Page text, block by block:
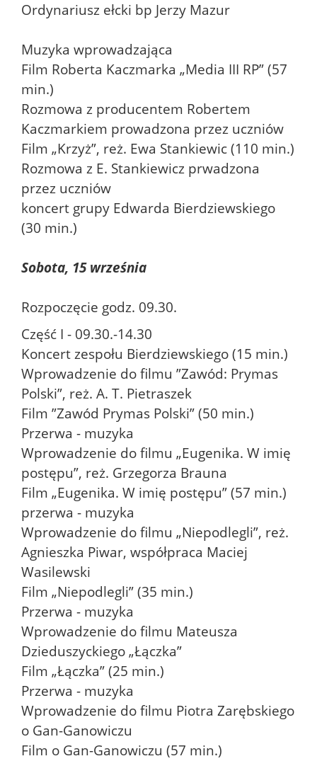
Ordynariusz ełcki bp Jerzy Mazur
Muzyka wprowadzająca
Film Roberta Kaczmarka „Media III RP” (57
min.)
Rozmowa z producentem Robertem
Kaczmarkiem prowadzona przez uczniów
Film „Krzyż”, reż. Ewa Stankiewic (110 min.)
Rozmowa z E. Stankiewicz prwadzona
przez uczniów
koncert grupy Edwarda Bierdziewskiego
(30 min.)
Sobota, 15 września
Rozpoczęcie godz. 09.30.
Część I - 09.30.-14.30
Koncert zespołu Bierdziewskiego (15 min.)
Wprowadzenie do filmu ”Zawód: Prymas
Polski”, reż. A. T. Pietraszek
Film ”Zawód Prymas Polski” (50 min.)
Przerwa - muzyka
Wprowadzenie do filmu „Eugenika. W imię
postępu”, reż. Grzegorza Brauna
Film „Eugenika. W imię postępu” (57 min.)
przerwa - muzyka
Wprowadzenie do filmu „Niepodlegli”, reż.
Agnieszka Piwar, współpraca Maciej
Wasilewski
Film „Niepodlegli” (35 min.)
Przerwa - muzyka
Wprowadzenie do filmu Mateusza
Dzieduszyckiego „Łączka”
Film „Łączka” (25 min.)
Przerwa - muzyka
Wprowadzenie do filmu Piotra Zarębskiego
o Gan-Ganowiczu
Film o Gan-Ganowiczu (57 min.)